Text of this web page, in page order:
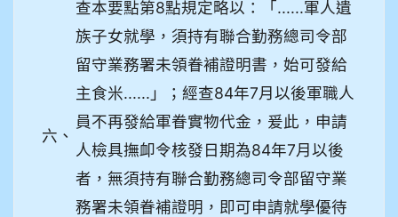
六、
查本要點第8點規定略以：「......軍人遺
族子女就學，須持有聯合勤務總司令部
留守業務署未領眷補證明書，始可發給
主食米......」；經查84年7月以後軍職人
員不再發給軍眷實物代金，爰此，申請
人檢具撫卹令核發日期為84年7月以後
者，無須持有聯合勤務總司令部留守業
務署未領眷補證明，即可申請就學優待